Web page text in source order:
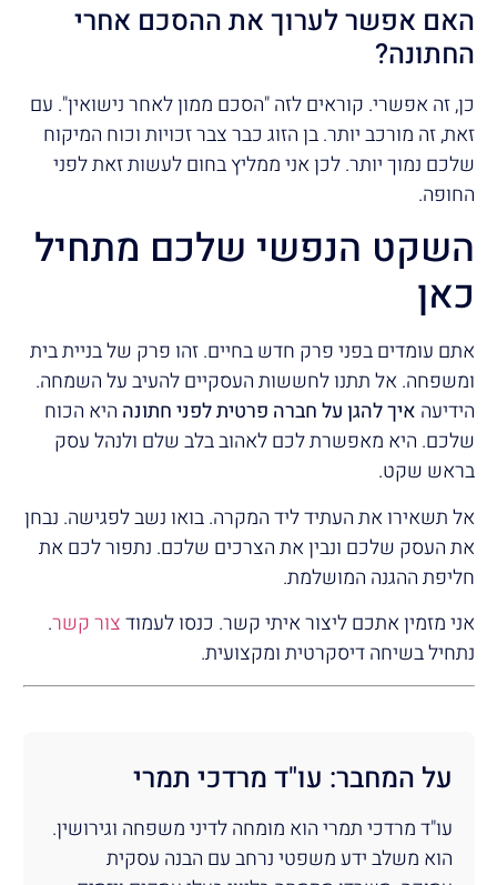
האם אפשר לערוך את ההסכם אחרי
החתונה?
כן, זה אפשרי. קוראים לזה "הסכם ממון לאחר נישואין". עם
זאת, זה מורכב יותר. בן הזוג כבר צבר זכויות וכוח המיקוח
שלכם נמוך יותר. לכן אני ממליץ בחום לעשות זאת לפני
החופה.
השקט הנפשי שלכם מתחיל
כאן
אתם עומדים בפני פרק חדש בחיים. זהו פרק של בניית בית
ומשפחה. אל תתנו לחששות העסקיים להעיב על השמחה.
הידיעה איך להגן על חברה פרטית לפני חתונה היא הכוח
שלכם. היא מאפשרת לכם לאהוב בלב שלם ולנהל עסק
בראש שקט.
אל תשאירו את העתיד ליד המקרה. בואו נשב לפגישה. נבחן
את העסק שלכם ונבין את הצרכים שלכם. נתפור לכם את
חליפת ההגנה המושלמת.
אני מזמין אתכם ליצור איתי קשר. כנסו לעמודצור קשר.
נתחיל בשיחה דיסקרטית ומקצועית.
על המחבר: עו"ד מרדכי תמרי
עו"ד מרדכי תמרי הוא מומחה לדיני משפחה וגירושין.
הוא משלב ידע משפטי נרחב עם הבנה עסקית